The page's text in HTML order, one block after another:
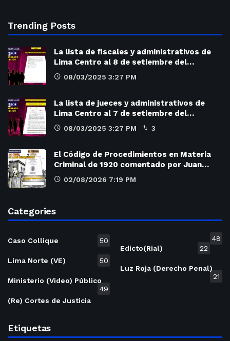
Trending Posts
La lista de fiscales y administrativos de
Lima Centro al 8 de setiembre del…
08/03/2025 3:27 PM
La lista de jueces y administrativos de
Lima Centro al 7 de setiembre del…
08/03/2025 3:27 PM 3
El Código de Procedimientos en Materia
Criminal de 1920 comentado por Juan…
02/08/2026 7:19 PM
Categories
Caso Collique 50
Lima Norte (VE) 50
Ministerio (Video) Público
49
(Re) Cortes de Justicia
48
Edicto(Rial)
22
Luz Roja (Derecho Penal)
21
Etiquetas